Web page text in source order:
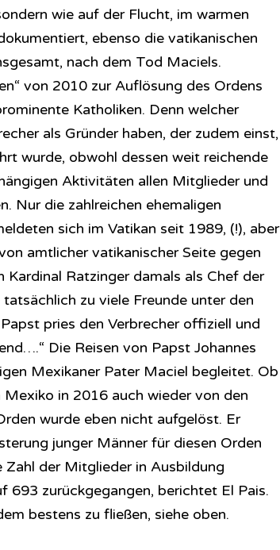
wie auf der Flucht, im warmen
ebenso die vatikanischen
nach dem Tod Maciels.
von 2010 zur Auflösung des Ordens
Katholiken. Denn welcher
als Gründer haben, der zudem einst,
wurde, obwohl dessen weit reichende
Aktivitäten allen Mitglieder und
Nur die zahlreichen ehemaligen
sich im Vatikan seit 1989, (!), aber
amtlicher vatikanischer Seite gegen
Ratzinger damals als Chef der
zu viele Freunde unter den
pries den Verbrecher offiziell und
Die Reisen von Papst Johannes
Mexikaner Pater Maciel begleitet. Ob
in 2016 auch wieder von den
wurde eben nicht aufgelöst. Er
junger Männer für diesen Orden
der Mitglieder in Ausbildung
zurückgegangen, berichtet El Pais.
bestens zu fließen, siehe oben.